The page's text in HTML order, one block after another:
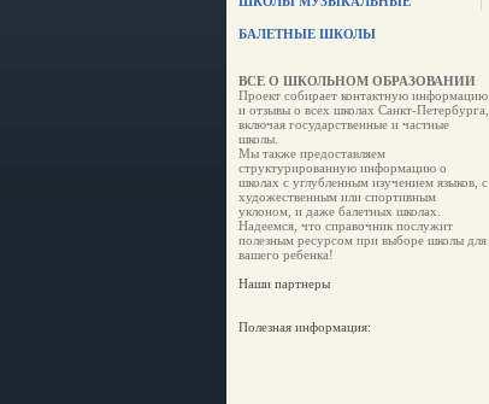
БАЛЕТНЫЕ ШКОЛЫ
ВСЕ О ШКОЛЬНОМ ОБРАЗОВАНИИ
Проект собирает контактную информацию
и отзывы о всех школах Санкт-Петербурга,
включая государственные и частные
школы.
Мы также предоставляем
структурированную информацию о
школах с углубленным изучением языков, с
художественным или спортивным
уклоном, и даже балетных школах.
Надеемся, что справочник послужит
полезным ресурсом при выборе школы для
вашего ребенка!
Наши партнеры
Полезная информация: